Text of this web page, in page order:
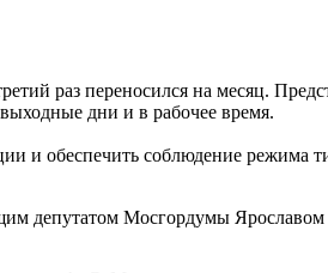
раз переносился на месяц.
дни и в рабочее время.
и обеспечить соблюдение
депутатом Мосгордумы Ярославом